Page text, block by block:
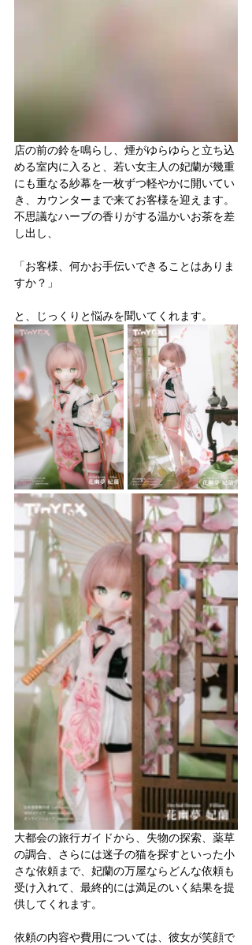
店の前の鈴を鳴らし、煙がゆらゆらと立ち込
める室内に入ると、若い女主人の妃蘭が幾重
にも重なる紗幕を一枚ずつ軽やかに開いてい
き、カウンターまで来てお客様を迎えます。
不思議なハーブの香りがする温かいお茶を差
し出し、
「お客様、何かお手伝いできることはありま
すか？」
と、じっくりと悩みを聞いてくれます。
大都会の旅行ガイドから、失物の探索、薬草
の調合、さらには迷子の猫を探すといった小
さな依頼まで、妃蘭の万屋ならどんな依頼も
受け入れて、最終的には満足のいく結果を提
供してくれます。
依頼の内容や費用については、彼女が笑顔で